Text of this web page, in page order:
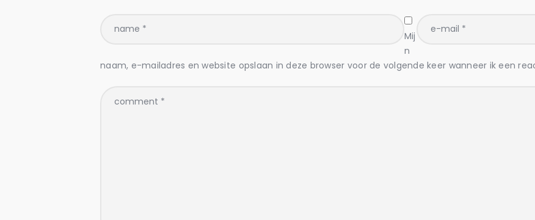
Mij
n
naam, e-mailadres en website opslaan in deze browser voor de volgende keer wanneer ik een